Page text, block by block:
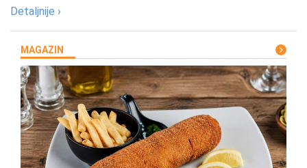
Detaljnije ›
MAGAZIN